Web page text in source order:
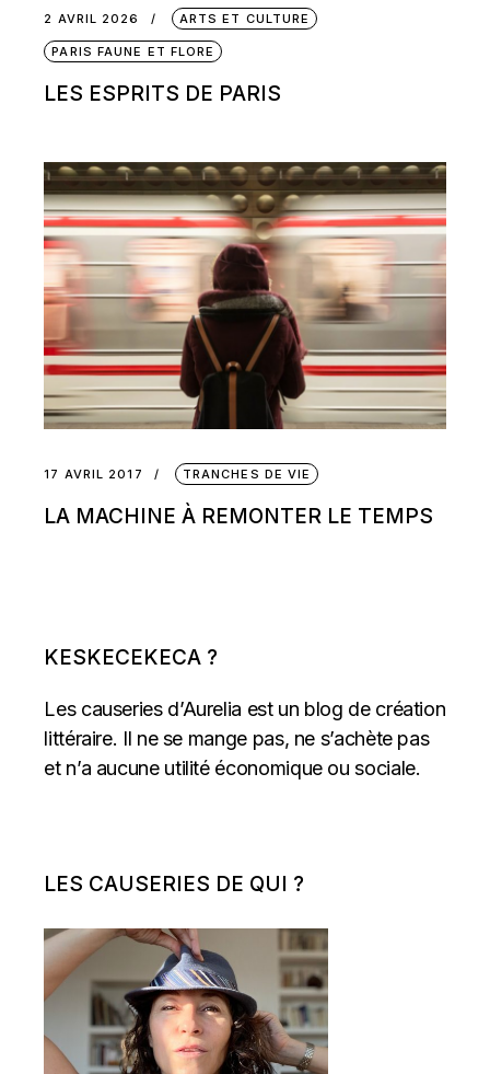
2 AVRIL 2026 ARTS ET CULTURE
PARIS FAUNE ET FLORE
LES ESPRITS DE PARIS
17 AVRIL 2017 TRANCHES DE VIE
LA MACHINE À REMONTER LE TEMPS
KESKECEKECA ?
Les causeries d’Aurelia est un blog de création
littéraire. Il ne se mange pas, ne s’achète pas
et n’a aucune utilité économique ou sociale.
LES CAUSERIES DE QUI ?